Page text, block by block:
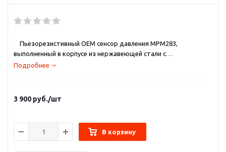
Пьезорезистивный OEM сенсор давления MPM283,
выполненный в корпусе из нержавеющей стали с
разделительной мембраной, интегрированной
стабильностью и надежностью, разработан для измерения
средних и высоких давлений. Чувствительный элемент
исключает возможность контакта с коррозионными и
проводящими жидкостями.
Подробнее
3 900 руб./шт
В корзину